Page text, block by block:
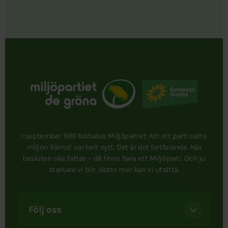
I september 1981 bildades Miljöpartiet. Att ett parti satte
miljön främst var helt nytt. Det är det fortfarande. När
besluten ska fattas – då finns bara ett Miljöparti. Och ju
starkare vi blir, desto mer kan vi uträtta.
Följ oss